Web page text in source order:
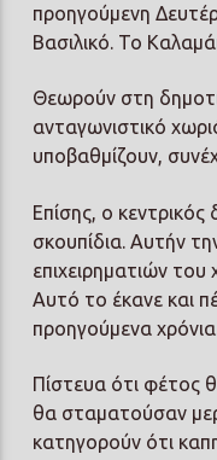
προηγούμενη
Βασιλικό. Το
Θεωρούν στη
ανταγωνιστικό
υποβαθμίζουν,
Επίσης, ο κεντρικός
σκουπίδια. Αυτήν
επιχειρηματιών
Αυτό το έκανε και
προηγούμενα
Πίστευα ότι φέτος
θα σταματούσαν
κατηγορούν ότι